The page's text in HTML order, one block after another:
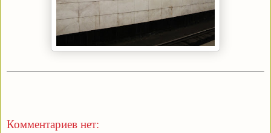
Комментариев нет: